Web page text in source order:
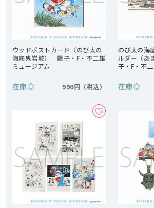
ウッドポストカード（のび太の
海底鬼岩城） 藤子・F・不二雄
ミュージアム
在庫◎ 990円
のび太の海
ルダー（
子・F・不
在庫◎